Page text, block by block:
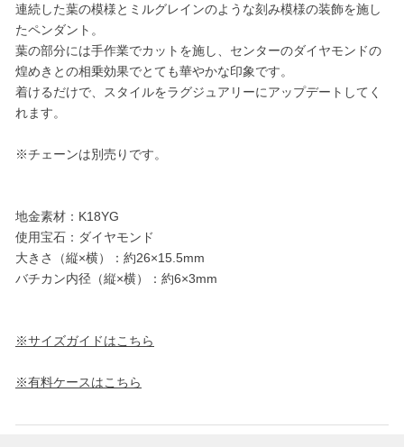
連続した葉の模様とミルグレインのような刻み模様の装飾を施し
たペンダント。
葉の部分には手作業でカットを施し、センターのダイヤモンドの
煌めきとの相乗効果でとても華やかな印象です。
着けるだけで、スタイルをラグジュアリーにアップデートしてく
れます。
※チェーンは別売りです。
地金素材：K18YG
使用宝石：ダイヤモンド
大きさ（縦×横）：約26×15.5mm
バチカン内径（縦×横）：約6×3mm
※サイズガイドはこちら
※有料ケースはこちら